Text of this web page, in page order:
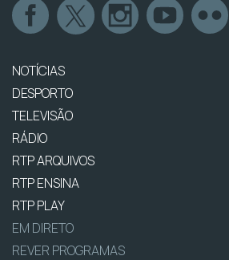
NOTÍCIAS
DESPORTO
TELEVISÃO
RÁDIO
RTP ARQUIVOS
RTP ENSINA
RTP PLAY
EM DIRETO
REVER PROGRAMAS